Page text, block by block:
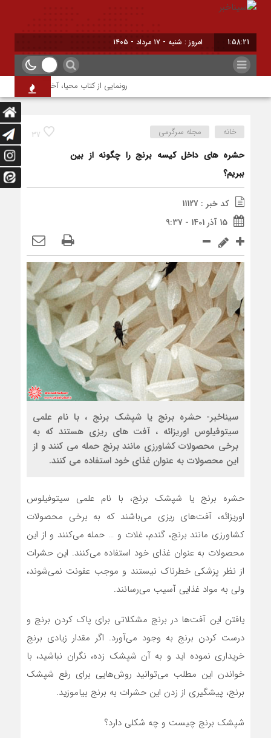
1:58:21 برابر با : Saturday - 8 August - 2026
رونمایی از کتاب محیا، آخرین اثر نویسنده
37 خانه مجله سرگرمی
حشره های داخل کیسه برنج را چگونه از بین
ببریم؟
کد خبر : 11127
15 آذر 1401 - 9:37
سیناخبر- حشره برنج یا شپشک برنج ، با نام علمی
سیتوفیلوس اوریزائه ، آفت های ریزی هستند که به
برخی محصولات کشاورزی مانند برنج حمله می کنند و از
این محصولات به عنوان غذای خود استفاده می کنند.
حشره برنج یا شپشک برنج، با نام علمی سیتوفیلوس
اوریزائه، آفت‌های ریزی می‌باشند که به برخی محصولات
کشاورزی مانند برنج، گندم، غلات و … حمله می‌کنند و از این
محصولات به عنوان غذای خود استفاده می‌کنند. این حشرات
از نظر پزشکی خطرناک نیستند و موجب عفونت نمی‌شوند،
ولی به مواد غذایی آسیب می‌رسانند.
یافتن این آفت‌ها در برنج مشکلاتی برای پاک کردن برنج و
درست کردن برنج به وجود می‌آورد. اگر مقدار زیادی برنج
خریداری نموده اید و به آن شپشک زده، نگران نباشید، با
خواندن این مطلب می‌توانید روش‌هایی برای رفع شپشک
برنج، پیشگیری از زدن این حشرات به برنج بیاموزید.
شپشک برنج چیست و چه شکلی دارد؟